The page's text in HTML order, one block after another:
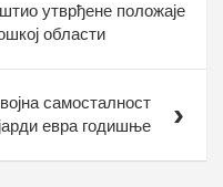
утврђене положаје
области
самосталност
евра годишње